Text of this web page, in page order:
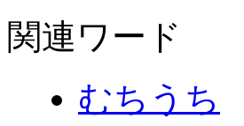
関連ワード
むちうち